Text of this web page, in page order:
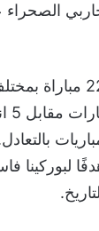
الصحراء
التقى المنتخبان
فيما انتهت 7
هدفًا، مقابل 21 هدفًا